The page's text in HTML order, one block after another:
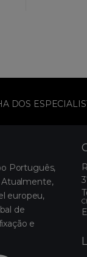
DOS
Português,
europeu,
de
e